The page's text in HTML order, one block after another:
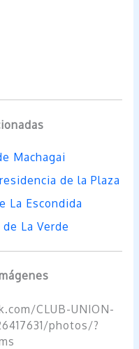
Machagai
de la Plaza
La Escondida
La Verde
CLUB-UNION-
photos/?